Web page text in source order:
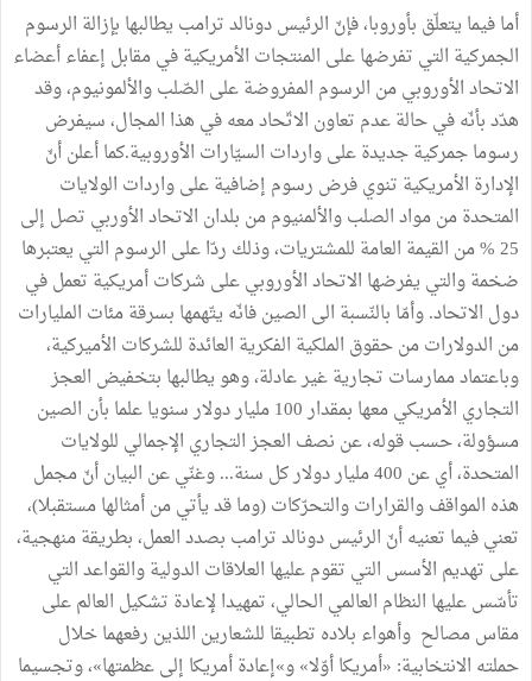
أما فيما يتعلّق بأوروبا، فإنّ الرئيس دونالد ترامب يطالبها بإزالة الرسوم
الجمركية التي تفرضها على المنتجات الأمريكية في مقابل إعفاء أعضاء
الاتحاد الأوروبي من الرسوم المفروضة على الصّلب والألمونيوم، وقد
هدّد بأنّه في حالة عدم تعاون الاتّحاد معه في هذا المجال، سيفرض
رسوما جمركية جديدة على واردات السيّارات الأوروبية.كما أعلن أنّ
الإدارة الأمريكية تنوي فرض رسوم إضافية على واردات الولايات
المتحدة من مواد الصلب والألمنيوم من بلدان الاتحاد الأوربي تصل إلى
25 % من القيمة العامة للمشتريات، وذلك ردّا على الرسوم التي يعتبرها
ضخمة والتي يفرضها الاتحاد الأوروبي على شركات أمريكية تعمل في
دول الاتحاد. وأمّا بالنّسبة الى الصين فانّه يتّهمها بسرقة مئات المليارات
من الدولارات من حقوق الملكية الفكرية العائدة للشركات الأميركية،
وباعتماد ممارسات تجارية غير عادلة، وهو يطالبها بتخفيض العجز
التجاري الأمريكي معها بمقدار 100 مليار دولار سنويا علما بأن الصين
مسؤولة، حسب قوله، عن نصف العجز التجاري الإجمالي للولايات
المتحدة، أي عن 400 مليار دولار كل سنة... وغنّي عن البيان أنّ مجمل
هذه المواقف والقرارات والتحرّكات (وما قد يأتي من أمثالها مستقبلا)،
تعني فيما تعنيه أنّ الرئيس دونالد ترامب بصدد العمل، بطريقة منهجية،
على تهديم الأسس التي تقوم عليها العلاقات الدولية والقواعد التي
تأسّس عليها النظام العالمي الحالي، تمهيدا لإعادة تشكيل العالم على
مقاس مصالح وأهواء بلاده تطبيقا للشعارين اللذين رفعهما خلال
حملته الانتخابية: «أمريكا أوّلا» و»إعادة أمريكا إلى عظمتها»، وتجسيما